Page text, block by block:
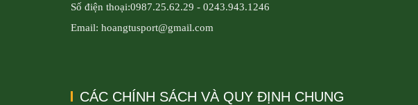
Số điện thoại:0987.25.62.29 - 0243.943.1246
Email: hoangtusport@gmail.com
CÁC CHÍNH SÁCH VÀ QUY ĐỊNH CHUNG